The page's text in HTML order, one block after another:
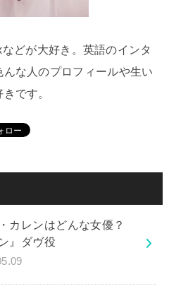
どが大好き。英語のインタ
な人のプロフィールや生い
です。
カレンはどんな女優？
』ダヴ役